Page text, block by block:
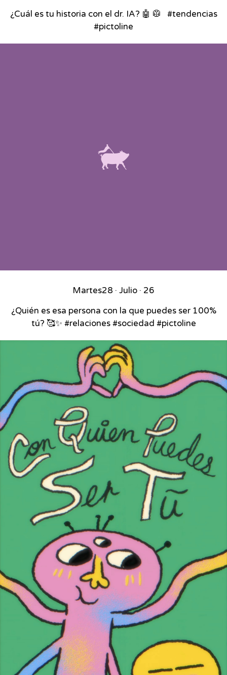
¿Cuál es tu historia con el dr. IA? 🤖 🥼 ⁣ ⁣ #tendencias
#pictoline
Martes28 · Julio · 26
¿Quién es esa persona con la que puedes ser 100%
tú? 🥰✨ #relaciones #sociedad #pictoline